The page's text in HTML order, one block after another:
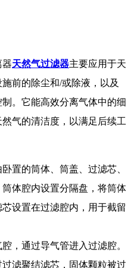
器天然气过滤器主要应用于天
前的除尘和/或除液，以及
。它能高效分离气体中的细
气的清洁度，以满足后续工
置的筒体、筒盖、过滤芯、
体腔内设置分隔盘，将筒体
设置在过滤腔内，用于截留
，通过导气管进入过滤腔。
滤聚结滤芯，固体颗粒被过